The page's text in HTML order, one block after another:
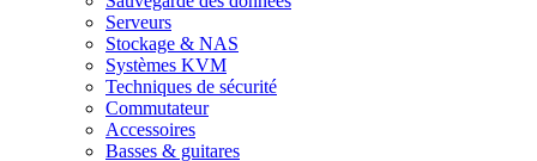
Serveurs
Stockage & NAS
Systèmes KVM
Techniques de sécurité
Commutateur
Accessoires
Basses & guitares